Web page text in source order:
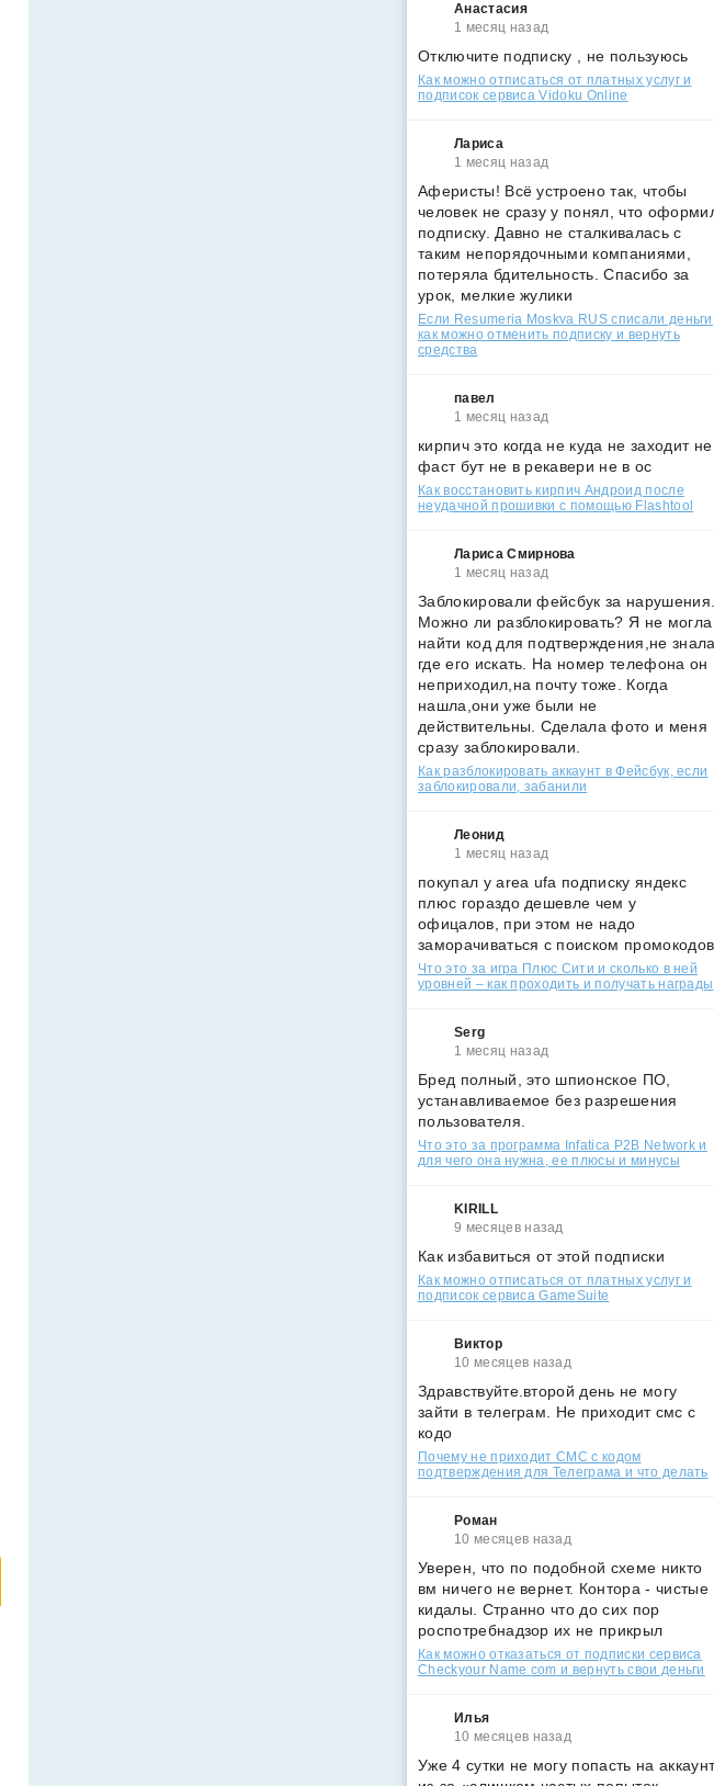
Анастасия
1 месяц назад
Отключите подписку , не пользуюсь
Как можно отписаться от платных услуг и
подписок сервиса Vidoku Online
Лариса
1 месяц назад
Аферисты! Всё устроено так, чтобы
человек не сразу у понял, что
подписку. Давно не сталкивалась с
таким непорядочными компаниями,
потеряла бдительность. Спасибо за
урок, мелкие жулики
Если Resumeria Moskva RUS списали
как можно отменить подписку и вернуть
средства
павел
1 месяц назад
кирпич это когда не куда не заходит не
фаст бут не в рекавери не в ос
Как восстановить кирпич Андроид после
неудачной прошивки с помощью Flashtool
Лариса Смирнова
1 месяц назад
Заблокировали фейсбук за
Можно ли разблокировать? Я не могла
найти код для подтверждения,не
где его искать. На номер телефона он
неприходил,на почту тоже. Когда
нашла,они уже были не
действительны. Сделала фото и меня
сразу заблокировали.
Как разблокировать аккаунт в Фейсбук, если
заблокировали, забанили
Леонид
1 месяц назад
покупал у area ufa подписку яндекс
плюс гораздо дешевле чем у
офицалов, при этом не надо
заморачиваться с поиском промокодов
Что это за игра Плюс Сити и сколько в ней
уровней – как проходить и получать награды
Serg
1 месяц назад
Бред полный, это шпионское ПО,
устанавливаемое без разрешения
пользователя.
Что это за программа Infatica P2B Network и
для чего она нужна, ее плюсы и минусы
KIRILL
9 месяцев назад
Как избавиться от этой подписки
Как можно отписаться от платных услуг и
подписок сервиса GameSuite
Виктор
10 месяцев назад
Здравствуйте.второй день не могу
зайти в телеграм. Не приходит смс с
кодо
Почему не приходит СМС с кодом
подтверждения для Телеграма и что делать
Роман
10 месяцев назад
Уверен, что по подобной схеме никто
вм ничего не вернет. Контора - чистые
кидалы. Странно что до сих пор
роспотребнадзор их не прикрыл
Как можно отказаться от подписки сервиса
Checkyour Name com и вернуть свои деньги
Илья
10 месяцев назад
Уже 4 сутки не могу попасть на